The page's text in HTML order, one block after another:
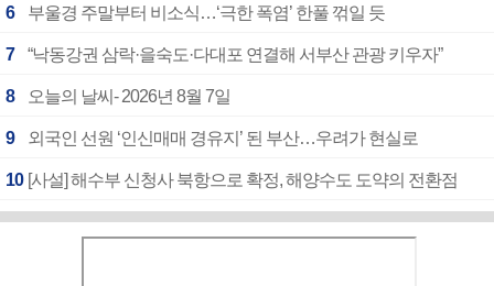
6 부울경 주말부터 비소식…‘극한 폭염’ 한풀 꺾일 듯
7 “낙동강권 삼락·을숙도·다대포 연결해 서부산 관광 키우자”
8 오늘의 날씨- 2026년 8월 7일
9 외국인 선원 ‘인신매매 경유지’ 된 부산…우려가 현실로
10 [사설] 해수부 신청사 북항으로 확정, 해양수도 도약의 전환점